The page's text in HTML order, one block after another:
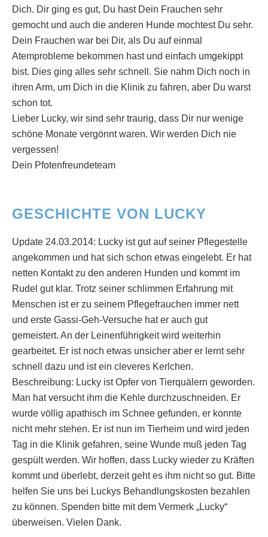
Dich. Dir ging es gut, Du hast Dein Frauchen sehr
gemocht und auch die anderen Hunde mochtest Du sehr.
Dein Frauchen war bei Dir, als Du auf einmal
Atemprobleme bekommen hast und einfach umgekippt
bist. Dies ging alles sehr schnell. Sie nahm Dich noch in
ihren Arm, um Dich in die Klinik zu fahren, aber Du warst
schon tot.
Lieber Lucky, wir sind sehr traurig, dass Dir nur wenige
schöne Monate vergönnt waren. Wir werden Dich nie
vergessen!
Dein Pfotenfreundeteam
GESCHICHTE VON LUCKY
Update 24.03.2014: Lucky ist gut auf seiner Pflegestelle
angekommen und hat sich schon etwas eingelebt. Er hat
netten Kontakt zu den anderen Hunden und kommt im
Rudel gut klar. Trotz seiner schlimmen Erfahrung mit
Menschen ist er zu seinem Pflegefrauchen immer nett
und erste Gassi-Geh-Versuche hat er auch gut
gemeistert. An der Leinenführigkeit wird weiterhin
gearbeitet. Er ist noch etwas unsicher aber er lernt sehr
schnell dazu und ist ein cleveres Kerlchen.
Beschreibung: Lucky ist Opfer von Tierquälern geworden.
Man hat versucht ihm die Kehle durchzuschneiden. Er
wurde völlig apathisch im Schnee gefunden, er konnte
nicht mehr stehen. Er ist nun im Tierheim und wird jeden
Tag in die Klinik gefahren, seine Wunde muß jeden Tag
gespült werden. Wir hoffen, dass Lucky wieder zu Kräften
kommt und überlebt, derzeit geht es ihm nicht so gut. Bitte
helfen Sie uns bei Luckys Behandlungskosten bezahlen
zu können. Spenden bitte mit dem Vermerk „Lucky“
überweisen. Vielen Dank.